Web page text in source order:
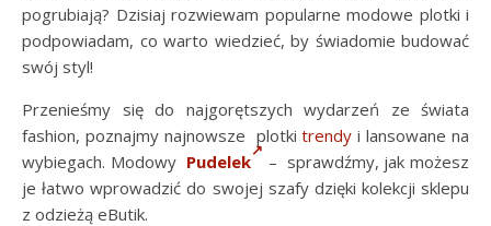
pogrubiają? Dzisiaj rozwiewam popularne modowe plotki i
podpowiadam, co warto wiedzieć, by świadomie budować
swój styl!
Przenieśmy się do najgorętszych wydarzeń ze świata
fashion, poznajmy najnowsze plotkitrendy i lansowane na
wybiegach. Modowy Pudelek
– sprawdźmy, jak możesz
je łatwo wprowadzić do swojej szafy dzięki kolekcji sklepu
z odzieżą eButik.